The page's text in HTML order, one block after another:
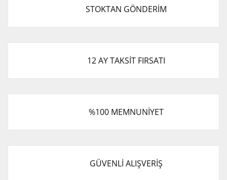
STOKTAN GÖNDERİM
12 AY TAKSİT FIRSATI
%100 MEMNUNİYET
GÜVENLİ ALIŞVERİŞ